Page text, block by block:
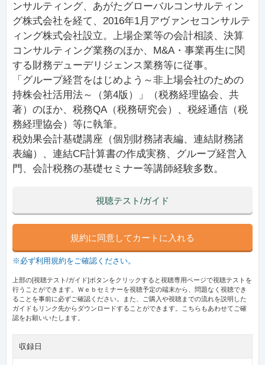
ンサルティング、あがたグローバルコンサルティン
グ株式会社を経て、2016年1月アヴァンセコンサルテ
ィング株式会社設立。上場企業等の会計相談、決算
コンサルティング業務のほか、M&A・事業再生に関
する財務デューデリジェンス業務等に従事。
「グループ経営をはじめよう～非上場会社のための
持株会社活用法～（第4版）」（税務経理協会、共
著）のほか、税務QA（税務研究会）、税経通信（税
務経理協会）等に執筆。
税効果会計基礎講座（個別財務諸表編、連結財務諸
表編）、連結CF計算書の作成実務、グループ経営入
門、会計税務の基礎セミナー等講師経験多数。
視聴テスト/ガイド
規約に同意してカートに入れる
※必ず利用規約をご確認ください。
上部の[視聴テスト/ガイド]ボタンをクリックすると視聴専用ページで視聴テストを
行うことができます。Ｗｅｂセミナーを視聴予定の端末から、問題なく視聴でき
ることを事前に必ずご確認ください。また、ご購入や視聴までの流れを説明した
ガイドもリンク先からダウンロードすることができます。こちらもあわせてご確
認をお願いいたします。
収録日